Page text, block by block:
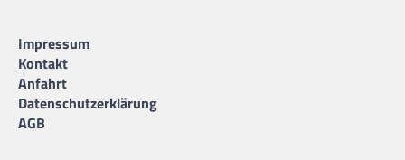
Impressum
Kontakt
Anfahrt
Datenschutzerklärung
AGB